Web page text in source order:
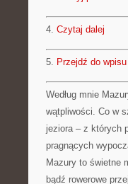
4. Czytaj dalej
5. Przejdź do wpisu
Według mnie
wątpliwości. Co w
jeziora – z których
pragnących
Mazury to świetne
bądź rowerowe